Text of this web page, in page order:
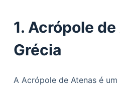
1. Acrópole
Grécia
A Acrópole de Atenas é